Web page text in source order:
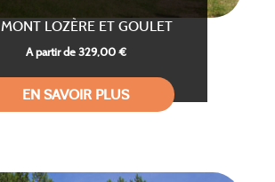
MONT LOZÈRE ET GOULET
A partir de 329,00 €
EN SAVOIR PLUS